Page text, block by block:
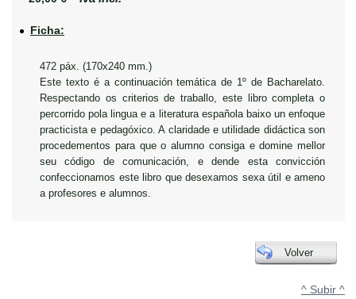
Ficha:
472 páx. (170x240 mm.)
Este texto é a continuación temática de 1º de Bacharelato.
Respectando os criterios de traballo, este libro completa o
percorrido pola lingua e a literatura española baixo un enfoque
practicista e pedagóxico. A claridade e utilidade didáctica son
procedementos para que o alumno consiga e domine mellor
seu código de comunicación, e dende esta convicción
confeccionamos este libro que desexamos sexa útil e ameno
a profesores e alumnos.
Volver
^ Subir ^